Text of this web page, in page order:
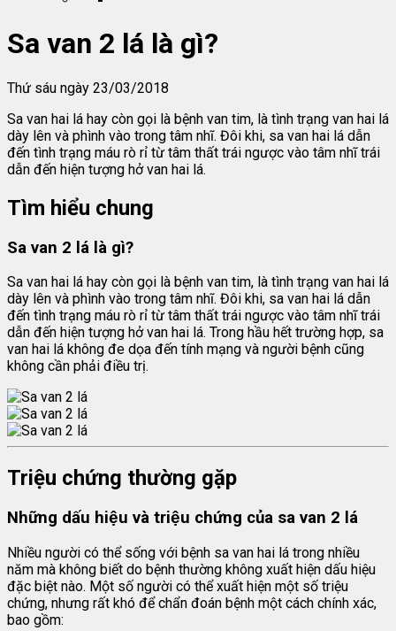
Sa van 2 lá là gì?
Thứ sáu ngày 23/03/2018
Sa van hai lá hay còn gọi là bệnh van tim, là tình trạng van hai lá
dày lên và phình vào trong tâm nhĩ. Đôi khi, sa van hai lá dẫn
đến tình trạng máu rò rỉ từ tâm thất trái ngược vào tâm nhĩ trái
dẫn đến hiện tượng hở van hai lá.
Tìm hiểu chung
Sa van 2 lá là gì?
Sa van hai lá hay còn gọi là bệnh van tim, là tình trạng van hai lá
dày lên và phình vào trong tâm nhĩ. Đôi khi, sa van hai lá dẫn
đến tình trạng máu rò rỉ từ tâm thất trái ngược vào tâm nhĩ trái
dẫn đến hiện tượng hở van hai lá. Trong hầu hết trường hợp, sa
van hai lá không đe dọa đến tính mạng và người bệnh cũng
không cần phải điều trị.
Triệu chứng thường gặp
Những dấu hiệu và triệu chứng của sa van 2 lá
Nhiều người có thể sống với bệnh sa van hai lá trong nhiều
năm mà không biết do bệnh thường không xuất hiện dấu hiệu
đặc biệt nào. Một số người có thể xuất hiện một số triệu
chứng, nhưng rất khó để chẩn đoán bệnh một cách chính xác,
bao gồm: